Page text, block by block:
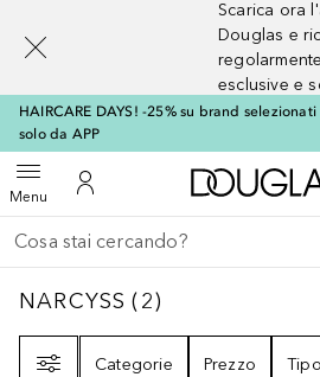
Scarica ora
Douglas e
esclusive e
HAIRCARE DAYS! -25% su brand selezionati
solo da APP
MenuApri menuAl Mio Account
Torna indietro
Esegui ricerca
NARCYSS2
NARCYSS (2)
Categorie
Prezzo
[navigation.slideout.screenreader]